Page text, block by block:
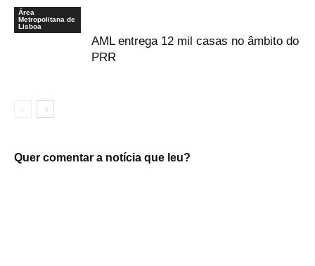
Área
Metropolitana de
Lisboa
AML entrega 12 mil casas no âmbito do
PRR
Quer comentar a notícia que leu?